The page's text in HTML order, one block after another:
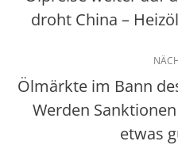
droht China –
Ölmärkte im Bann
Werden
etwas